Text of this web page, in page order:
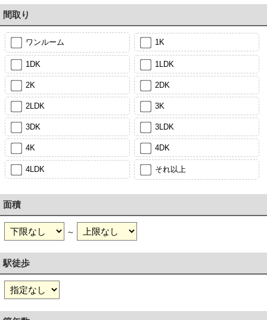
間取り
ワンルーム 1K
1DK 1LDK
2K 2DK
2LDK 3K
3DK 3LDK
4K 4DK
4LDK それ以上
面積
～
駅徒歩